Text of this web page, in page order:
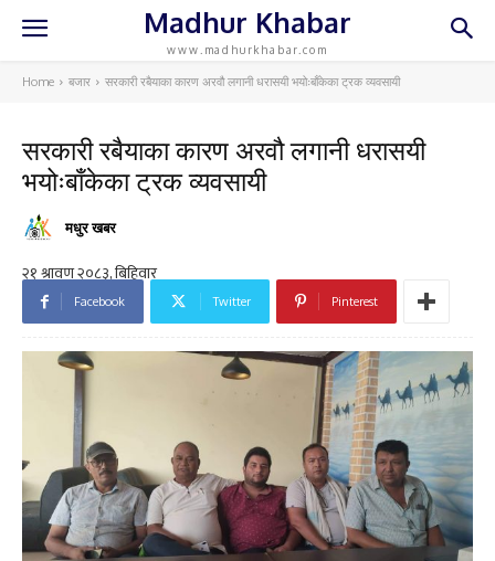
Madhur Khabar
www.madhurkhabar.com
Home बजार सरकारी रबैयाका कारण अरवौ लगानी धरासयी भयोःबाँकेका ट्रक व्यवसायी
सरकारी रबैयाका कारण अरवौ लगानी धरासयी
भयोःबाँकेका ट्रक व्यवसायी
मधुर खबर
Facebook Twitter Pinterest